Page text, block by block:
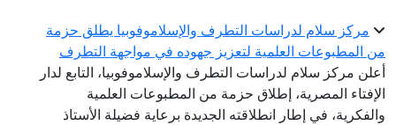
مركز سلام لدراسات التطرف والإسلاموفوبيا يطلق حزمة
من المطبوعات العلمية لتعزيز جهوده في مواجهة التطرف
أعلن مركز سلام لدراسات التطرف والإسلاموفوبيا، التابع لدار
الإفتاء المصرية، إطلاق حزمة من المطبوعات العلمية
والفكرية، في إطار انطلاقته الجديدة برعاية فضيلة الأستاذ